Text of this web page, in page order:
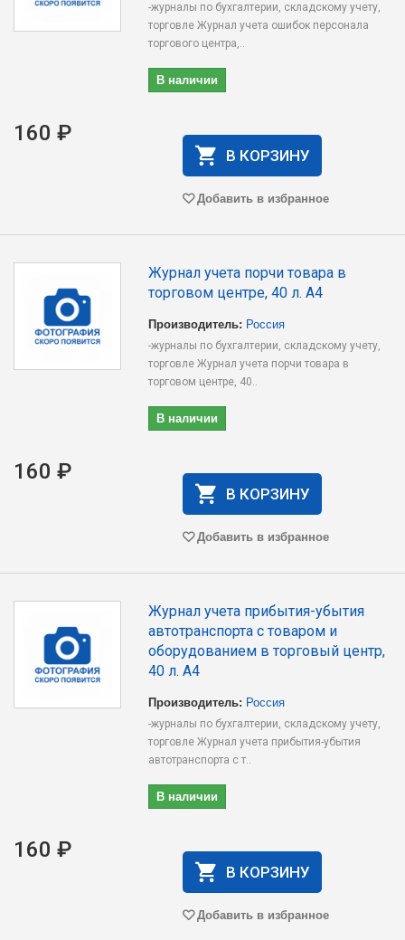
-журналы по бухгалтерии, складскому учету,
торговле Журнал учета ошибок персонала
торгового центра,..
В наличии
160 ₽
В КОРЗИНУ
Добавить в избранное
Журнал учета порчи товара в
торговом центре, 40 л. А4
Производитель: Россия
-журналы по бухгалтерии, складскому учету,
торговле Журнал учета порчи товара в
торговом центре, 40..
В наличии
160 ₽
В КОРЗИНУ
Добавить в избранное
Журнал учета прибытия-убытия
автотранспорта c товаром и
оборудованием в торговый центр,
40 л. А4
Производитель: Россия
-журналы по бухгалтерии, складскому учету,
торговле Журнал учета прибытия-убытия
автотранспорта c т..
В наличии
160 ₽
В КОРЗИНУ
Добавить в избранное